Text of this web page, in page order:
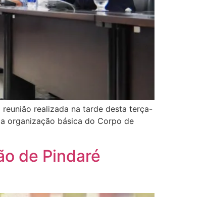
realizada na tarde desta terça-
organização básica do Corpo de
de Pindaré